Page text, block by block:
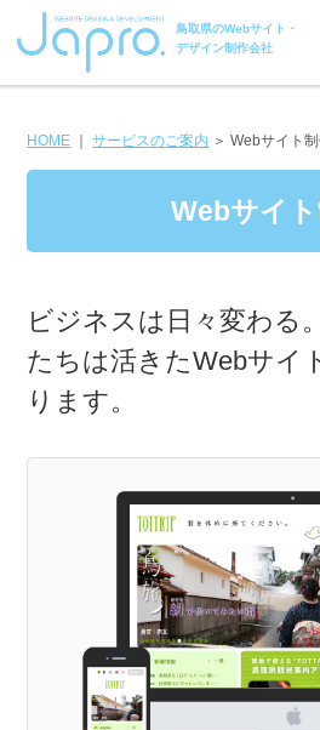
鳥取県のWebサイト・
デザイン制作会社
HOME ｜サービスのご案内 ＞Webサイト
Webサイ
ビジネスは日々変わる。
たちは活きたWebサイ
ります。